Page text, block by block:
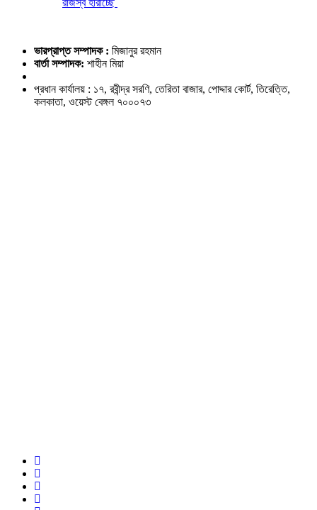
ভারপ্রাপ্ত সম্পাদক : মিজানুর রহমান
বার্তা সম্পাদক: শাহীন মিয়া
প্রধান কার্যালয় : ১৭, রবীন্দ্র সরণি, তেরিতা বাজার, পোদ্দার কোর্ট, তিরেত্তি,
কলকাতা, ওয়েস্ট বেঙ্গল ৭০০০৭৩